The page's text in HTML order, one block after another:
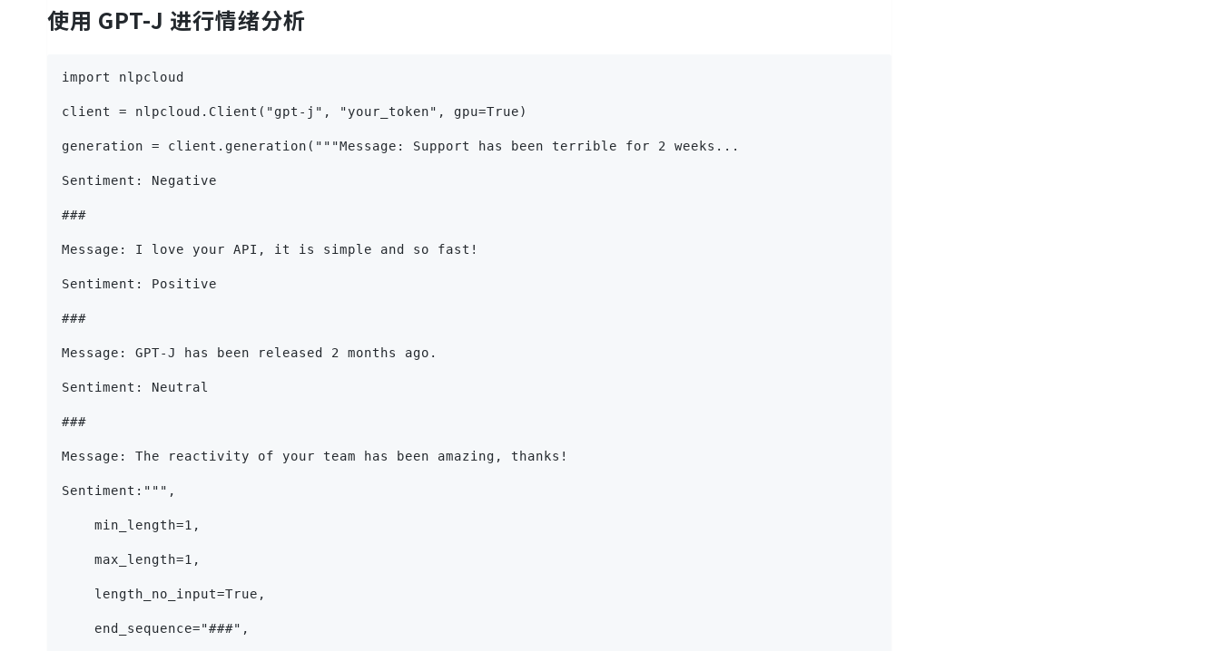
使用 GPT-J 进行情绪分析
import nlpcloud
client = nlpcloud.Client("gpt-j", "your_token", gpu=True)
generation = client.generation("""Message: Support has been terrible for 2 weeks...
Sentiment: Negative
###
Message: I love your API, it is simple and so fast!
Sentiment: Positive
###
Message: GPT-J has been released 2 months ago.
Sentiment: Neutral
###
Message: The reactivity of your team has been amazing, thanks!
Sentiment:""",
    min_length=1,
    max_length=1,
    length_no_input=True,
    end_sequence="###",